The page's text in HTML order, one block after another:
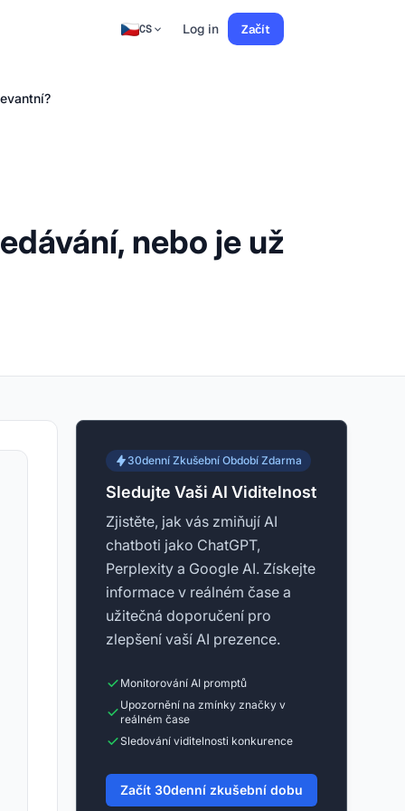
CS Log in Začít
nebo je už
30denní Zkušební Období Zdarma
Sledujte Vaši AI Viditelnost
Zjistěte, jak vás zmiňují AI
chatboti jako ChatGPT,
Perplexity a Google AI. Získejte
informace v reálném čase a
užitečná doporučení pro
zlepšení vaší AI prezence.
Monitorování AI promptů
Upozornění na zmínky značky v
reálném čase
Sledování viditelnosti konkurence
Začít 30denní zkušební dobu